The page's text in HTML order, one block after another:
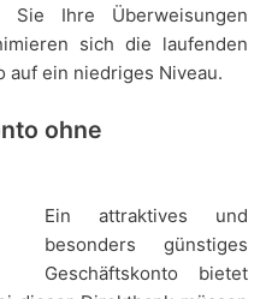
Sie Ihre Überweisungen
sich die laufenden
auf ein niedriges Niveau.
ohne
Ein attraktives und
besonders günstiges
Geschäftskonto bietet